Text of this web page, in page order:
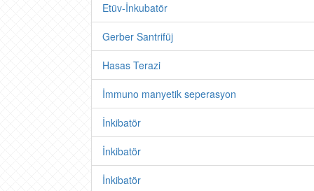
Etüv-İnkubatör
Gerber Santrifüj
Hasas Terazi
İmmuno manyetik seperasyon
İnkibatör
İnkibatör
İnkibatör